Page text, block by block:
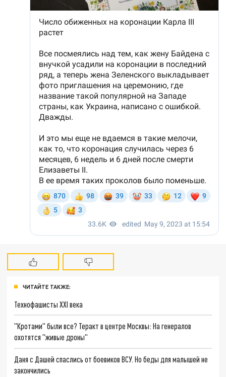
ЧИТАЙТЕ ТАКЖЕ:
Технофашисты XXI века
"Кротами" были все? Теракт в центре Москвы: На генералов
охотятся "живые дроны"
Даня с Дашей спаслись от боевиков ВСУ. Но беды для малышей не
закончились